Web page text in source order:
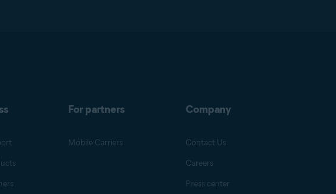
For partners
Mobile Carriers
Company
Contact Us
Careers
Press center